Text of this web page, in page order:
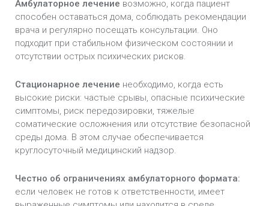
Амбулаторное лечение возможно, когда пациент
способен оставаться дома, соблюдать рекомендации
врача и регулярно посещать консультации. Оно
подходит при стабильном физическом состоянии и
отсутствии острых психических рисков.
Стационарное лечение необходимо, когда есть
высокие риски: частые срывы, опасные психические
симптомы, риск передозировки, тяжелые
соматические осложнения или отсутствие безопасной
среды дома. В этом случае обеспечивается
круглосуточный медицинский надзор.
Честно об ограничениях амбулаторного формата:
если человек не готов к ответственности, имеет